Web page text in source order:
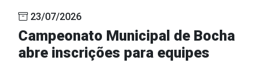
23/07/2026
Campeonato Municipal de Bocha
abre inscrições para equipes